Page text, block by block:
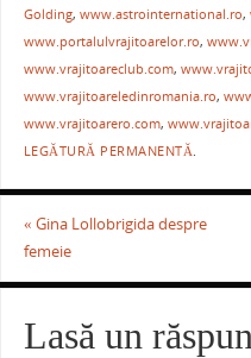
b
o
o
k
st
Golding, www.astrointernational.ro,
www.portalulvrajitoarelor.ro,
www.vrajitoareclub.com,
www.vrajitoareledinromania.ro,
www.vrajitoarero.com,
LEGĂTURĂ PERMANENTĂ
« Gina Lollobrigida despre
femeie
Lasă un